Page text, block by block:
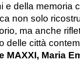
e della memoria
non solo
ma anche
delle città
MAXXI, Maria